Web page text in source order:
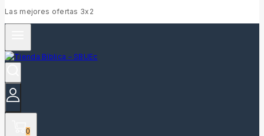
Las mejores ofertas 3x2
0